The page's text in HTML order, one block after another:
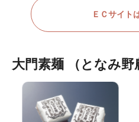
ＥＣサイト
大門素麺 （となみ野